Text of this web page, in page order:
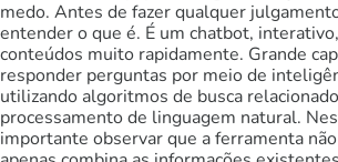
medo. Antes de fazer qualquer
entender o que é. É um chatbot,
conteúdos muito rapidamente. Grande
responder perguntas por meio de
utilizando algoritmos de busca
processamento de linguagem natural.
importante observar que a ferramenta